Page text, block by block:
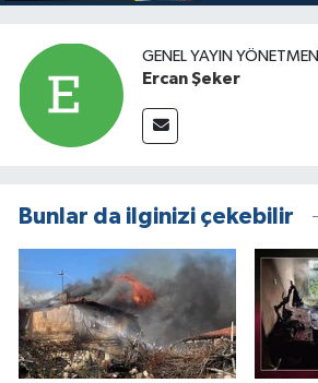
GENEL YAYIN YÖNETMENI
Ercan Şeker
Bunlar da ilginizi çekebilir